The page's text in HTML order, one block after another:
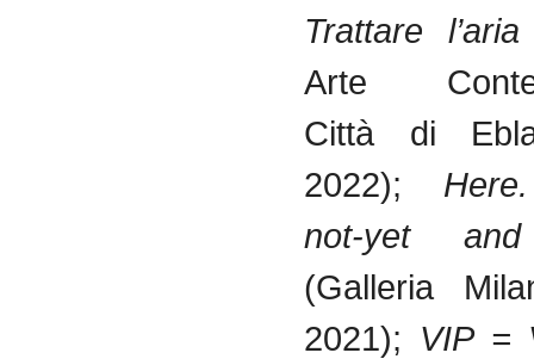
Trattare
Arte
Città di
2022);
not-yet
(Galleria
2021); VIP =